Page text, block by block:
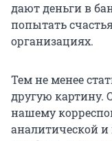
дают деньги в
попытать
организациях.
Тем не менее
другую картину.
нашему
аналитической